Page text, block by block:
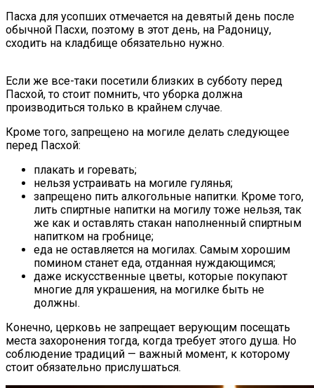
Пасха для усопших отмечается на девятый день после
обычной Пасхи, поэтому в этот день, на Радоницу,
сходить на кладбище обязательно нужно.
Если же все-таки посетили близких в субботу перед
Пасхой, то стоит помнить, что уборка должна
производиться только в крайнем случае.
Кроме того, запрещено на могиле делать следующее
перед Пасхой:
плакать и горевать;
нельзя устраивать на могиле гулянья;
запрещено пить алкогольные напитки. Кроме того,
лить спиртные напитки на могилу тоже нельзя, так
же как и оставлять стакан наполненный спиртным
напитком на гробнице;
еда не оставляется на могилах. Самым хорошим
помином станет еда, отданная нуждающимся;
даже искусственные цветы, которые покупают
многие для украшения, на могилке быть не
должны.
Конечно, церковь не запрещает верующим посещать
места захоронения тогда, когда требует этого душа. Но
соблюдение традиций — важный момент, к которому
стоит обязательно прислушаться.